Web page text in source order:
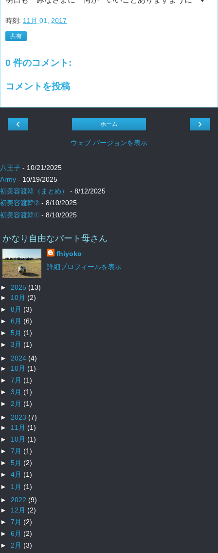
時刻: 11月 01, 2017
共有
0 件のコメント:
コメントを投稿
‹ ›
ホーム
ウェブ バージョンを表示
八王子 - 10/21/2025
Army - 10/19/2025
初美容渡韓（まとめ）
- 8/12/2025
初美容渡韓② - 8/10/2025
初美容渡韓① - 8/10/2025
かなり自由なパート母さん
fhiyoko
詳細プロフィールを表示
► 2025 (13)
► 10月 (2)
► 8月 (3)
► 6月 (6)
► 5月 (1)
► 3月 (1)
► 2024 (4)
► 10月 (1)
► 7月 (1)
► 3月 (1)
► 2月 (1)
► 2023 (7)
► 11月 (1)
► 10月 (1)
► 7月 (1)
► 5月 (2)
► 4月 (1)
► 1月 (1)
► 2022 (9)
► 12月 (2)
► 7月 (2)
► 6月 (2)
► 2月 (3)